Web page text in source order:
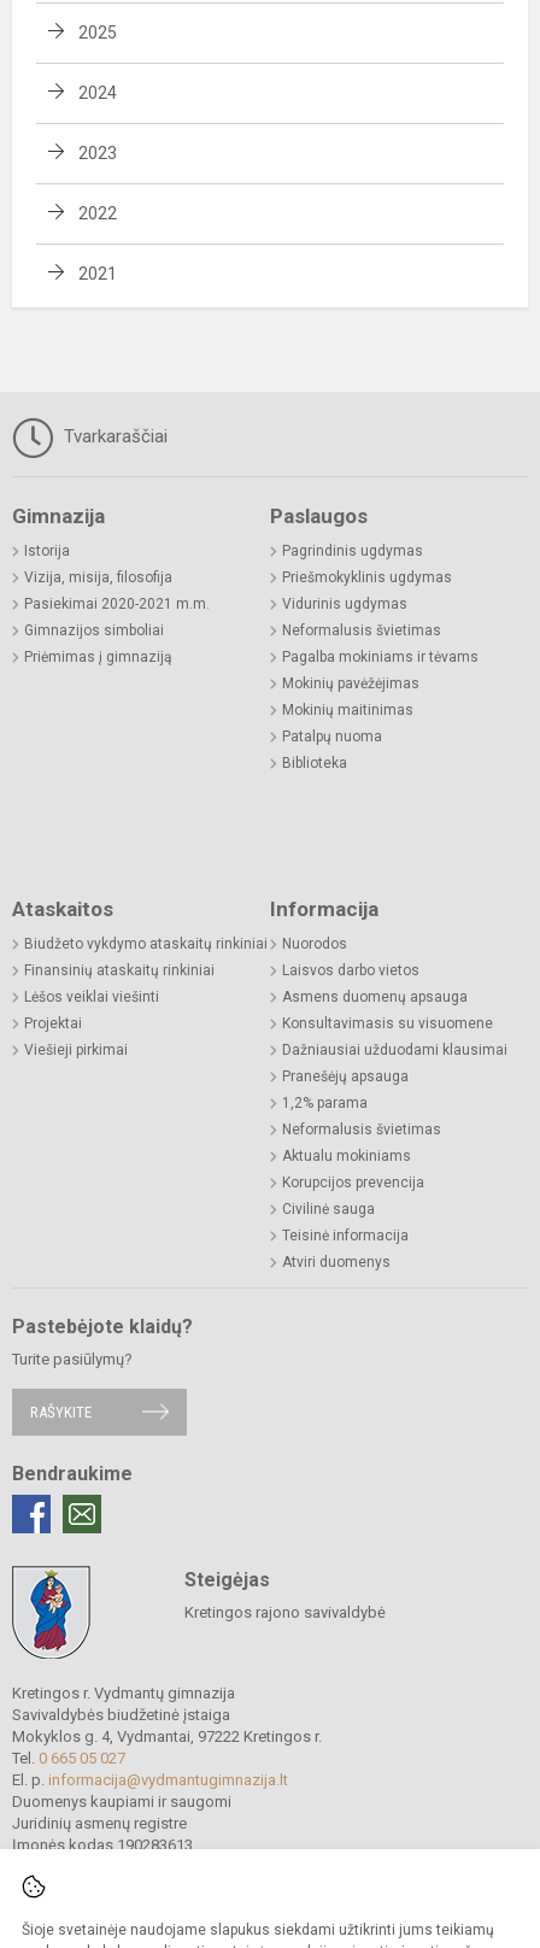
Šioje svetainėje naudojame slapukus siekdami užtikrinti jums teikiamų
2025
2024
2023
2022
2021
Tvarkaraščiai
Gimnazija
Istorija
Vizija, misija, filosofija
Pasiekimai 2020-2021 m.m.
Gimnazijos simboliai
Priėmimas į gimnaziją
Paslaugos
Pagrindinis ugdymas
Priešmokyklinis ugdymas
Vidurinis ugdymas
Neformalusis švietimas
Pagalba mokiniams ir tėvams
Mokinių pavėžėjimas
Mokinių maitinimas
Patalpų nuoma
Biblioteka
Ataskaitos
Biudžeto vykdymo ataskaitų rinkiniai
Finansinių ataskaitų rinkiniai
Lėšos veiklai viešinti
Projektai
Viešieji pirkimai
Informacija
Nuorodos
Laisvos darbo vietos
Asmens duomenų apsauga
Konsultavimasis su visuomene
Dažniausiai užduodami klausimai
Pranešėjų apsauga
1,2% parama
Neformalusis švietimas
Aktualu mokiniams
Korupcijos prevencija
Civilinė sauga
Teisinė informacija
Atviri duomenys
Pastebėjote klaidų?
Turite pasiūlymų?
RAŠYKITE
Bendraukime
Steigėjas
Kretingos rajono savivaldybė
Kretingos r. Vydmantų gimnazija
Savivaldybės biudžetinė įstaiga
Mokyklos g. 4, Vydmantai, 97222 Kretingos r.
Tel. 0 665 05 027
El. p. informacija@vydmantugimnazija.lt
Duomenys kaupiami ir saugomi
Juridinių asmenų registre
Įmonės kodas 190283613
© 2021. Kretingos r. Vydmantų gimnazija. Visos teisės saugomos.